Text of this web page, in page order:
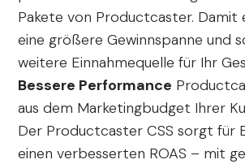
Pakete von Productcaster. Damit
eine größere Gewinnspanne und
weitere Einnahmequelle für Ihr
Bessere Performance
aus dem Marketingbudget Ihrer
Der Productcaster CSS sorgt für
einen verbesserten ROAS – mit